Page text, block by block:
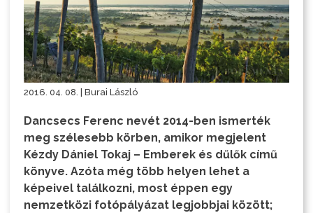
2016. 04. 08. | Burai László
Dancsecs Ferenc nevét 2014-ben ismerték
meg szélesebb körben, amikor megjelent
Kézdy Dániel Tokaj – Emberek és dűlők című
könyve. Azóta még több helyen lehet a
képeivel találkozni, most éppen egy
nemzetközi fotópályázat legjobbjai között;